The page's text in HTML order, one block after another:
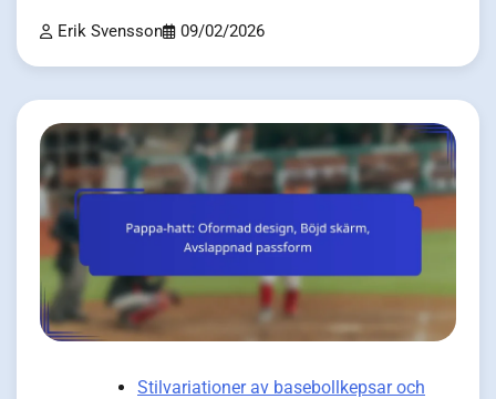
Erik Svensson 09/02/2026
Stilvariationer av basebollkepsar och